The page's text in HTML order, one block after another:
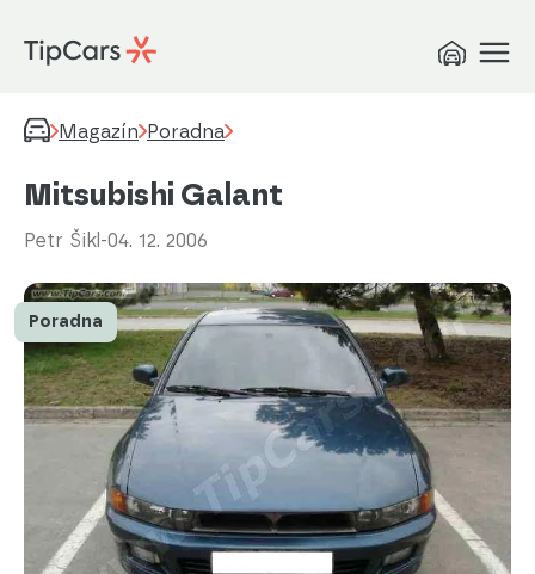
Magazín Poradna
Mitsubishi Galant
Petr Šikl -04. 12. 2006
Poradna